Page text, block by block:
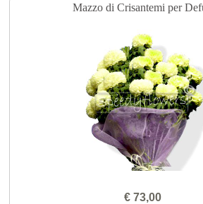
Mazzo di Crisantemi per
€ 73,00